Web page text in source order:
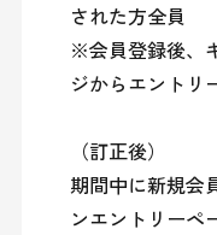
された方全員
※会員登録後、
ジからエントリ
（訂正後）
期間中に新規会
ンエントリーペ